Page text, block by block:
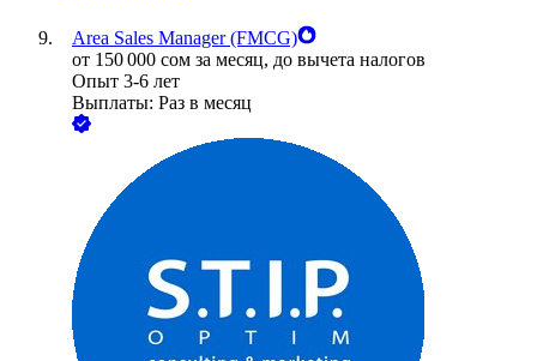
Area Sales Manager (FMCG)
от 150 000 сом за месяц, до вычета налогов
Опыт 3-6 лет
Выплаты: Раз в месяц